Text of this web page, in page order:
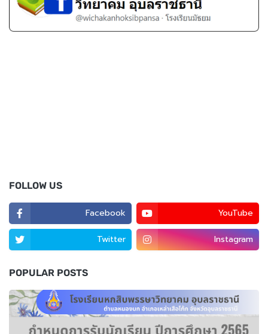
FOLLOW US
Facebook YouTube
Twitter Instagram
POPULAR POSTS